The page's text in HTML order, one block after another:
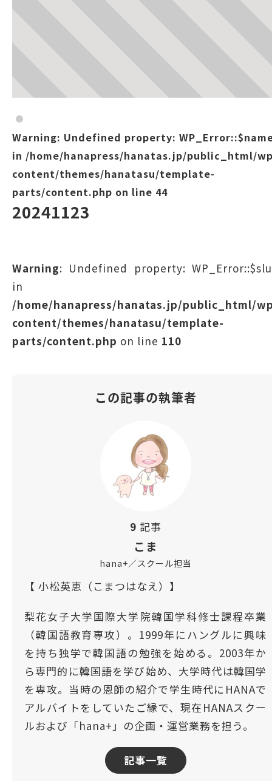
Warning: Undefined property:
in /home/hanapress/hanatas.jp/public_html/
content/themes/hanatasu/template-
parts/content.php on line 44
20241123
Warning: Undefined property:
in
/home/hanapress/hanatas.jp/public_html/
content/themes/hanatasu/template-
parts/content.php on line 110
この記事の執筆者
9 記事
こま
hana+／スクール担当
【 小松英恵（こまつはなえ）】
梨花女子大学国際大学院韓国学科修士課程卒業
（韓国語教育専攻）。1999年にハングルに興味
を持ち独学で韓国語の勉強を始める。2003年か
ら専門的に韓国語を学び始め、大学時代は韓国学
を専攻。当時の恩師の紹介で学生時代にHANAで
アルバイトをしていたご縁で、現在HANAスクー
ルおよび「hana+」の企画・運営業務を担う。
記事一覧